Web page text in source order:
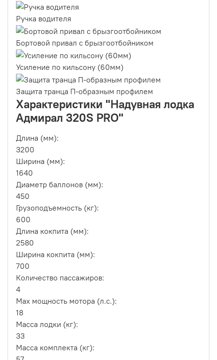
Ручка водителя
Бортовой привал с брызгоотбойником
Усиление по кильсону (60мм)
Защита транца П-образным профилем
Характеристики "Надувная лодка
Адмирал 320S PRO"
Длина (мм):
3200
Ширина (мм):
1640
Диаметр баллонов (мм):
450
Грузоподъемность (кг):
600
Длина кокпита (мм):
2580
Ширина кокпита (мм):
700
Количество пассажиров:
4
Max мощность мотора (л.с.):
18
Масса лодки (кг):
33
Масса комплекта (кг):